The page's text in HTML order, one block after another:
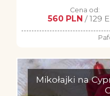
Cena od:
560 PLN / 129
Mikołajki na